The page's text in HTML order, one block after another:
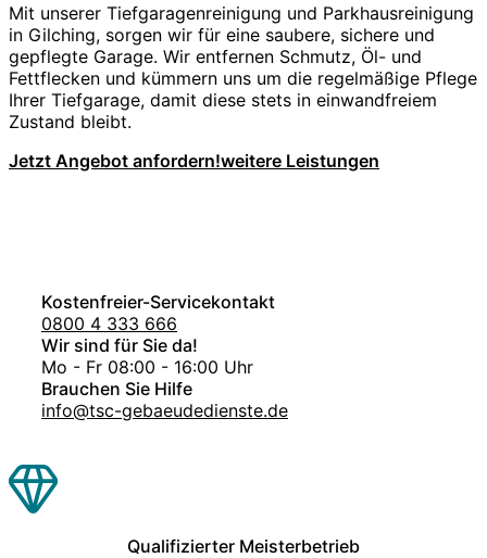
Mit unserer Tiefgaragenreinigung und Parkhausreinigung
in Gilching, sorgen wir für eine saubere, sichere und
gepflegte Garage. Wir entfernen Schmutz, Öl- und
Fettflecken und kümmern uns um die regelmäßige Pflege
Ihrer Tiefgarage, damit diese stets in einwandfreiem
Zustand bleibt.
Jetzt Angebot anfordern!weitere Leistungen
Kostenfreier-Servicekontakt
0800 4 333 666
Wir sind für Sie da!
Mo - Fr 08:00 - 16:00 Uhr
Brauchen Sie Hilfe
info@tsc-gebaeudedienste.de
Qualifizierter Meisterbetrieb